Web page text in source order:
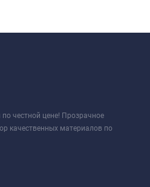
честной цене! Прозрачное
качественных материалов по